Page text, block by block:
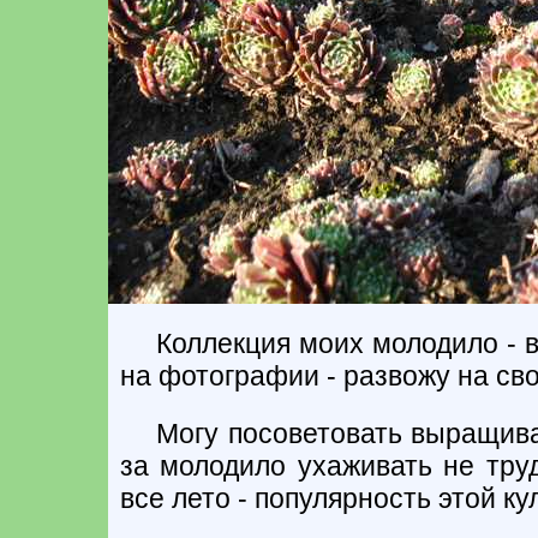
Коллекция моих молодило -
на фотографии - развожу на
Могу посоветовать
за молодило ухаживать не
все лето - популярность этой